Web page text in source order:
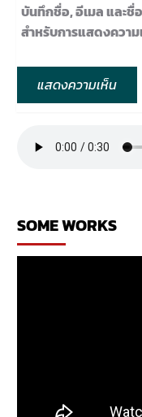
บันทึกชื่อ, อีเมล และชื่
สำหรับการแสดงควา
SOME WORKS